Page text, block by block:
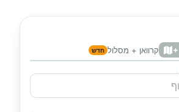
+ קרוואן + מסלול חדש